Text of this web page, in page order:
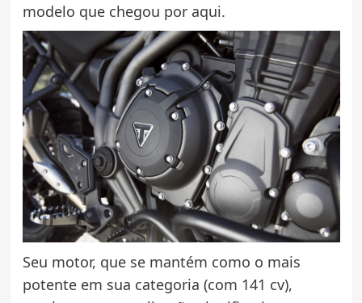
modelo que chegou por aqui.
Seu motor, que se mantém como o mais
potente em sua categoria (com 141 cv),